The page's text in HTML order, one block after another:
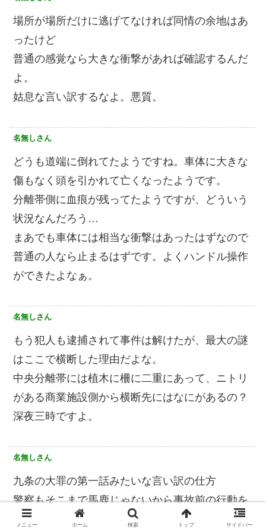
場所が場所だけに逃げてなければ同情の余地はあ
ったけど
普通の感覚なら大きな衝撃があれば確認するんだ
よ。
姑息な言い訳するなよ。悪質。
名無しさん
どうも道端に倒れてたようですね。車体に大きな
傷もなく頭を引かれて亡くなったようです。
分離帯側に血痕が残ってたようですが、どういう
状況なんだろう…
まあでも車体には相当な衝撃はあったはずなので
普通の人なら止まるはずです。よくハンドル操作
ができたよなぁ。
名無しさん
もう犯人も逮捕されて事件は解けたが、最大の謎
はここで横断した理由だよな。
中央分離帯には植木に柵に二重にあって、ニトリ
がある商業施設側から横断先にはなにがあるの？
深夜三時ですよ。
名無しさん
九条の大罪の第一話みたいな言い訳の仕方
警察もそこまで馬鹿じゃないから事故前の行動を
きっちり調べるだろうし
メニュー ホーム 検索 トップ サイドバー